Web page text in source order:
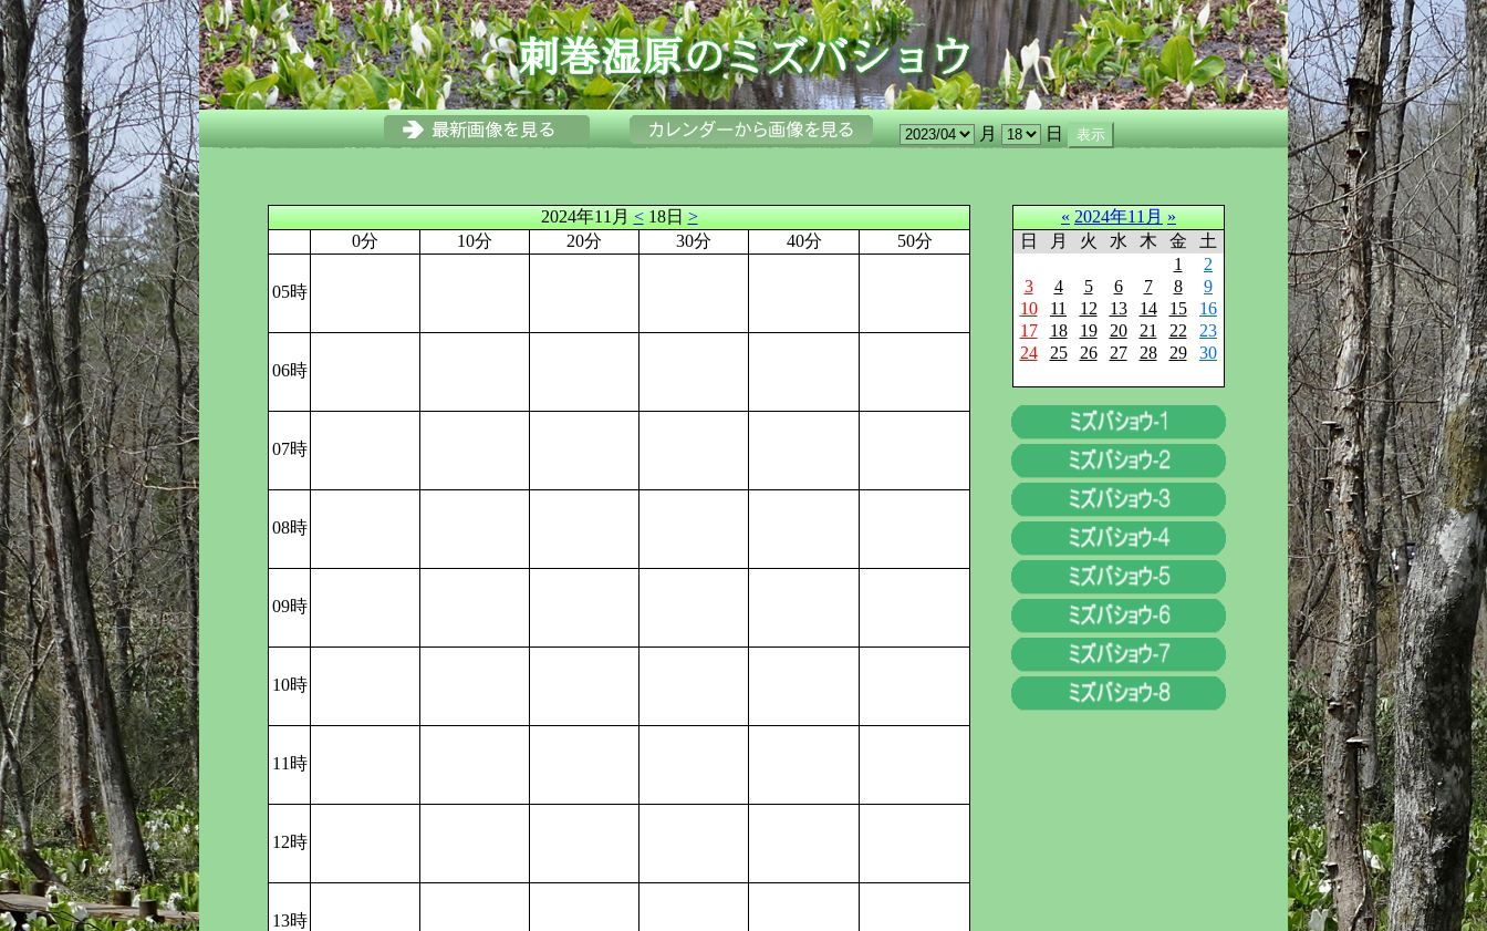
月 日
2024年11月<18日>
0分
10分 20分 30分 40分 50分
05時
06時
07時
08時
09時
10時
11時
12時
13時
« 2024年11月 »
日
月 火 水 木 金
土
1
2
3
4 5 6 7 8
9
10
11 12 13 14 15
16
17
18 19 20 21 22
23
24
25 26 27 28 29 30